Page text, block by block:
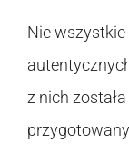
Nie wszystkie
z nich